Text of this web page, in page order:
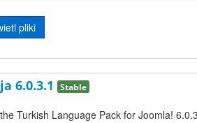
pliki
6.0.3.1 Stable
Turkish Language Pack for Joomla! 6.0.3